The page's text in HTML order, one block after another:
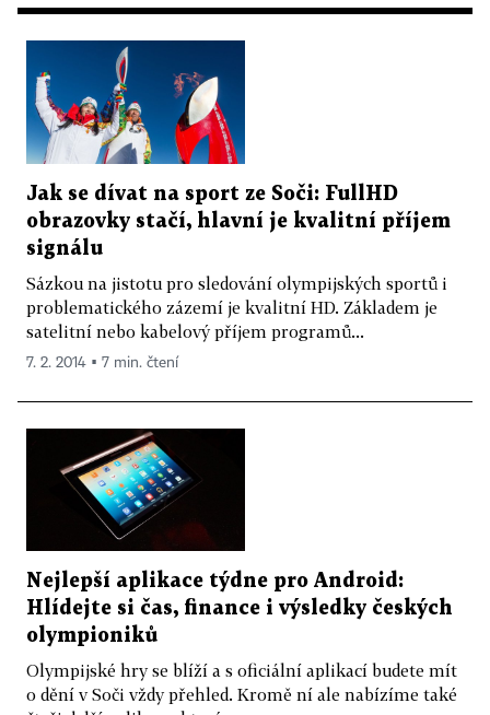
Jak se dívat na sport ze Soči: FullHD
obrazovky stačí, hlavní je kvalitní příjem
signálu
Sázkou na jistotu pro sledování olympijských sportů i
problematického zázemí je kvalitní HD. Základem je
satelitní nebo kabelový příjem programů...
7. 2. 2014 ▪ 7 min. čtení
Nejlepší aplikace týdne pro Android:
Hlídejte si čas, finance i výsledky českých
olympioniků
Olympijské hry se blíží a s oficiální aplikací budete mít
o dění v Soči vždy přehled. Kromě ní ale nabízíme také